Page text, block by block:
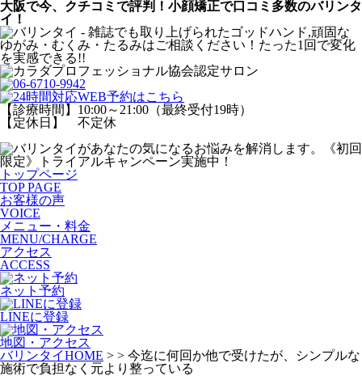
大阪で今、クチコミで評判！小顔矯正で口コミ多数のバリンタ
イ！
【診療時間】10:00～21:00（最終受付19時）
【定休日】 不定休
トップページ
TOP PAGE
お客様の声
VOICE
メニュー・料金
MENU/CHARGE
アクセス
ACCESS
ネット予約
LINEに登録
地図・アクセス
バリンタイHOME > > 今迄に何回か他で受けたが、シンプルな
施術で負担なく元より整っている